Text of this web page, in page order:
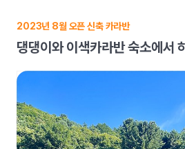
2023년 8월 오픈 신축 카라반
댕댕이와 이색카라반 숙소에서